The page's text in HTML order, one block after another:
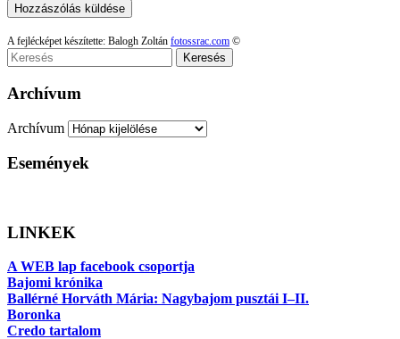
A fejlécképet készítette: Balogh Zoltán fotossrac.com ©
Keresés
Archívum
Archívum
Események
LINKEK
A WEB lap facebook csoportja
Bajomi krónika
Ballérné Horváth Mária: Nagybajom pusztái I–II.
Boronka
Credo tartalom